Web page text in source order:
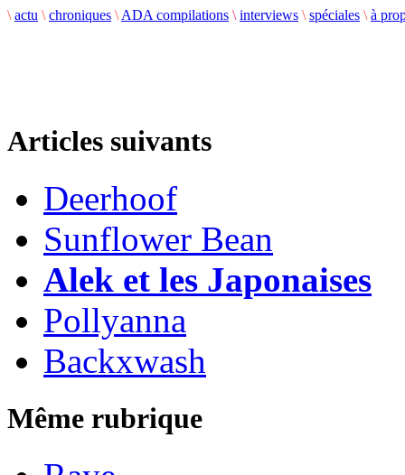
\ actu \ chroniques \ ADA compilations \ interviews \ spéciales \ à
Articles suivants
Deerhoof
Sunflower Bean
Alek et les Japonaises
Pollyanna
Backxwash
Même rubrique